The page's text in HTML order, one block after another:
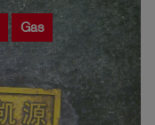
Gas